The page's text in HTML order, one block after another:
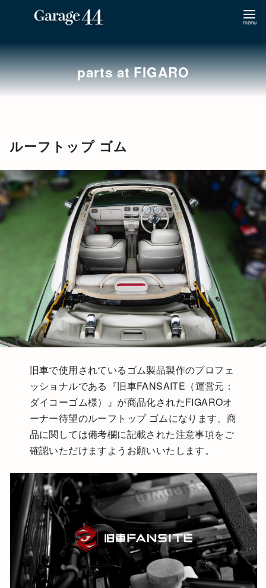
ン
テ
ン
parts at FIGARO
ルーフトップ ゴム
旧車で使用されているゴム製品製作のプロフェ
ッショナルである『旧車FANSAITE（運営元：
ダイコーゴム様）』が商品化されたFIGAROオ
ーナー待望のルーフトップ ゴムになります。商
品に関しては備考欄に記載された注意事項をご
確認いただけますようお願いいたします。